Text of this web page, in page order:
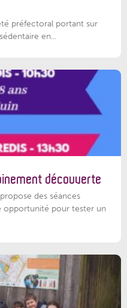
préfectoral portant sur
en...
découverte
des séances
opportunité pour tester un